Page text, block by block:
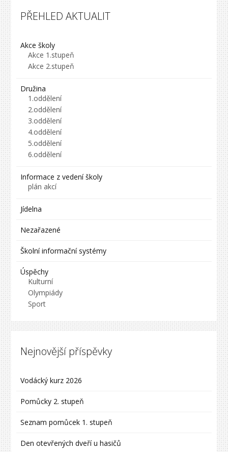
PŘEHLED AKTUALIT
Akce školy
Akce 1.stupeň
Akce 2.stupeň
Družina
1.oddělení
2.oddělení
3.oddělení
4.oddělení
5.oddělení
6.oddělení
Informace z vedení školy
plán akcí
Jídelna
Nezařazené
Školní informační systémy
Úspěchy
Kulturní
Olympiády
Sport
Nejnovější příspěvky
Vodácký kurz 2026
Pomůcky 2. stupeň
Seznam pomůcek 1. stupeň
Den otevřených dveří u hasičů